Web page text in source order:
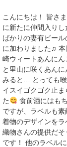
こんにちは！ 皆さ
に新たに仲間入り
ばかりの妻有ビー
に加わりました♫
崎ウィートあんに
と里山に咲くあん
みると… とっても
イスイゴクゴク止
た
食前酒にはも
ですが、ラベルも
着物のデザインを
織物さんの提供だ
です！ 他のラベル